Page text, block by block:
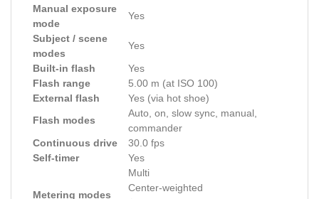
Manual exposure
mode
Yes
Subject / scene
modes
Yes
Built-in flash
Yes
Flash range
5.00 m (at ISO 100)
External flash
Yes (via hot shoe)
Flash modes
Auto, on, slow sync, manual,
commander
Continuous drive
30.0 fps
Self-timer
Yes
Metering modes
Multi
Center-weighted